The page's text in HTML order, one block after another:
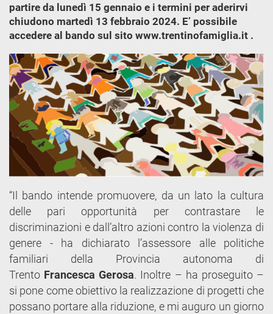
partire da lunedì 15 gennaio e i termini per aderirvi
chiudono martedì 13 febbraio 2024. E’ possibile
accedere al bando sul sito www.trentinofamiglia.it .
“Il bando intende promuovere, da un lato la cultura
delle pari opportunità per contrastare le
discriminazioni e dall’altro azioni contro la violenza di
genere - ha dichiarato l’assessore alle politiche
familiari della Provincia autonoma di
Trento Francesca Gerosa. Inoltre – ha proseguito –
si pone come obiettivo la realizzazione di progetti che
possano portare alla riduzione, e mi auguro un giorno